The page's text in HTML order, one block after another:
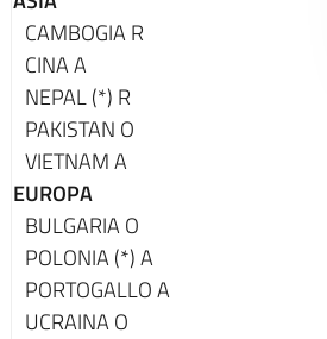
CAMBOGIA R
CINAA
NEPAL (*) R
PAKISTAN O
VIETNAMA
EUROPA
BULGARIA O
POLONIA (*)A
PORTOGALLOA
UCRAINA O